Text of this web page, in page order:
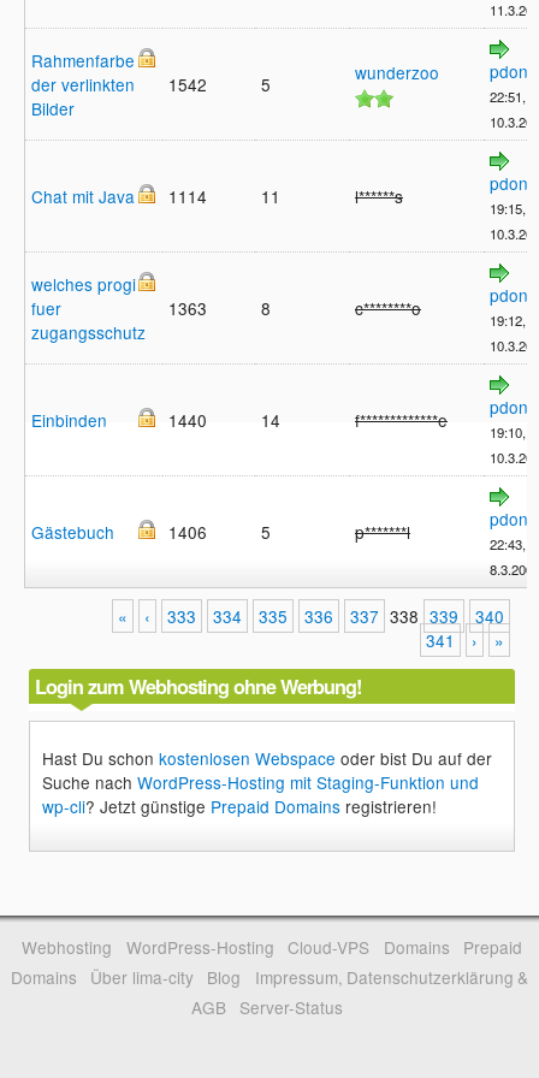
Rahmenfarbe
der verlinkten
Bilder
1542 5 wunderzoo
22:51,
Chat mit Java 1114 11 l******s
19:15,
welches progi
fuer
zugangsschutz
1363 8 c********o
19:12,
Einbinden 1440 14 f*************e
19:10,
Gästebuch 1406 5 p*******l
22:43,
8.3.2004
« ‹ 333 334 335 336 337 338 339
340
341
› »
Login zum Webhosting ohne Werbung!
Hast Du schonkostenlosen Webspace oder bist Du auf der
Suche nachWordPress-Hosting mit Staging-Funktion und
wp-cli? Jetzt günstige Prepaid Domains registrieren!
Webhosting WordPress-Hosting Cloud-VPS Domains
Prepaid
Domains
Über lima-city Blog
Impressum, Datenschutzerklärung &
AGB
Server-Status